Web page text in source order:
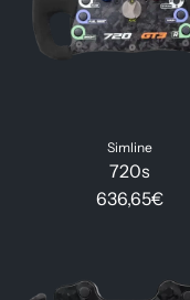
Simline
720s
636,65€